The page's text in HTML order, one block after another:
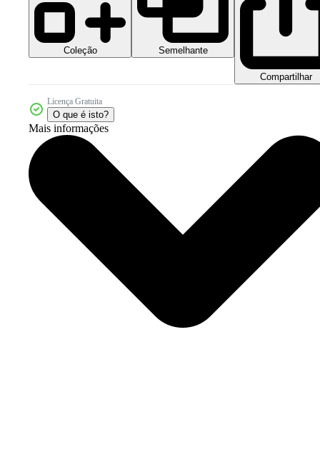
Coleção Semelhante
Compartilhar
Licença Gratuita
O que é isto?
Mais informações